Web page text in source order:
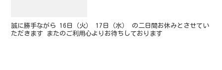
誠に勝手ながら 16日（火） 17日（水） の二日間お休みとさせてい
ただきます またのご利用心よりお待ちしております